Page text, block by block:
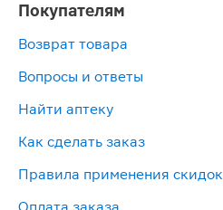
Покупателям
Возврат товара
Вопросы и ответы
Найти аптеку
Как сделать заказ
Правила применения скидок